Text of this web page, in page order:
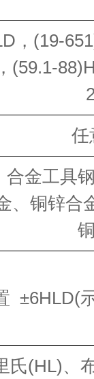
，(19-
(59.1-
任
合金工具
、铜锌合
±6HLD(
氏(HL)、